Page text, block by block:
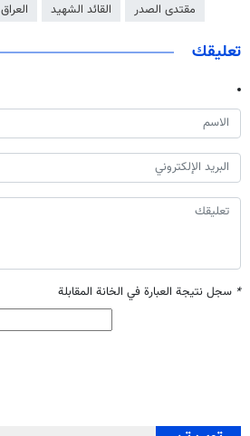
مقتدى الصدر القائد الشهيد العراق
تعليقك
* سجل نتيجة العبارة في الخانة المقابلة